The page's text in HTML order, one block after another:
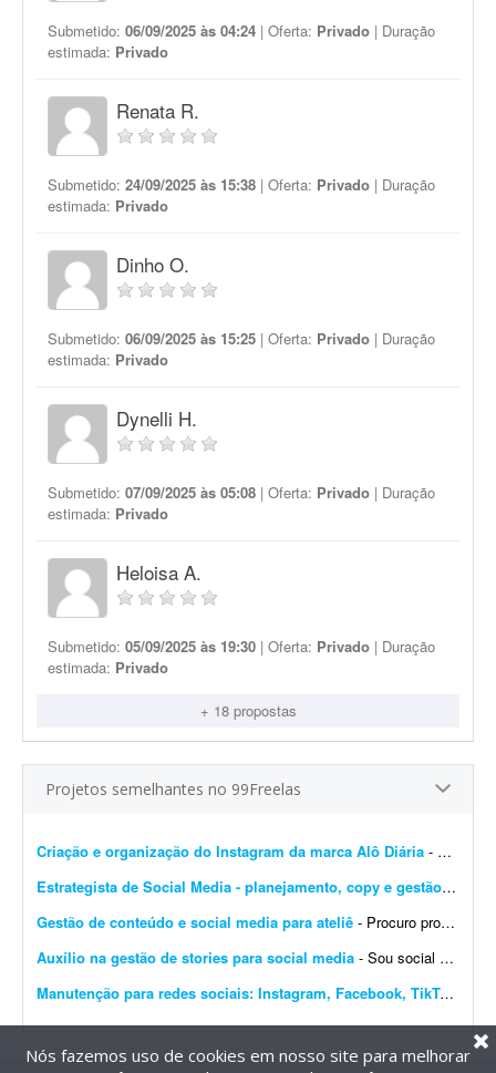
Submetido: 06/09/2025 às 04:24 | Oferta: Privado | Duração
estimada: Privado
Renata R.
Submetido: 24/09/2025 às 15:38 | Oferta: Privado | Duração
estimada: Privado
Dinho O.
Submetido: 06/09/2025 às 15:25 | Oferta: Privado | Duração
estimada: Privado
Dynelli H.
Submetido: 07/09/2025 às 05:08 | Oferta: Privado | Duração
estimada: Privado
Heloisa A.
Submetido: 05/09/2025 às 19:30 | Oferta: Privado | Duração
estimada: Privado
+ 18 propostas
Projetos semelhantes no 99Freelas
Criação e organização do Instagram da marca Alô Diária - Estou criando uma nova marca chamada Alô Diária - Dona Maria, uma plataforma que pretende conectar pessoas que precisam de serviços com pessoas que querem trabalhar, fazer renda...
Estrategista de Social Media - planejamento, copy e gestão de perfis
Gestão de conteúdo e social media para ateliê - Procuro profissional para assumir o planejamento, criação, organização e programação do conteúdo do Instagram do Ateliê Questa Cerâmica,...
Auxílio na gestão de stories para social media - Sou social media e procuro alguém que me auxilie na produção de stories profissionais, com execução simples e sem muita elaboração. - Criaç&...
Manutenção para redes sociais: Instagram, Facebook, TikTok e Marketplace
Nós fazemos uso de cookies em nosso site para melhorar